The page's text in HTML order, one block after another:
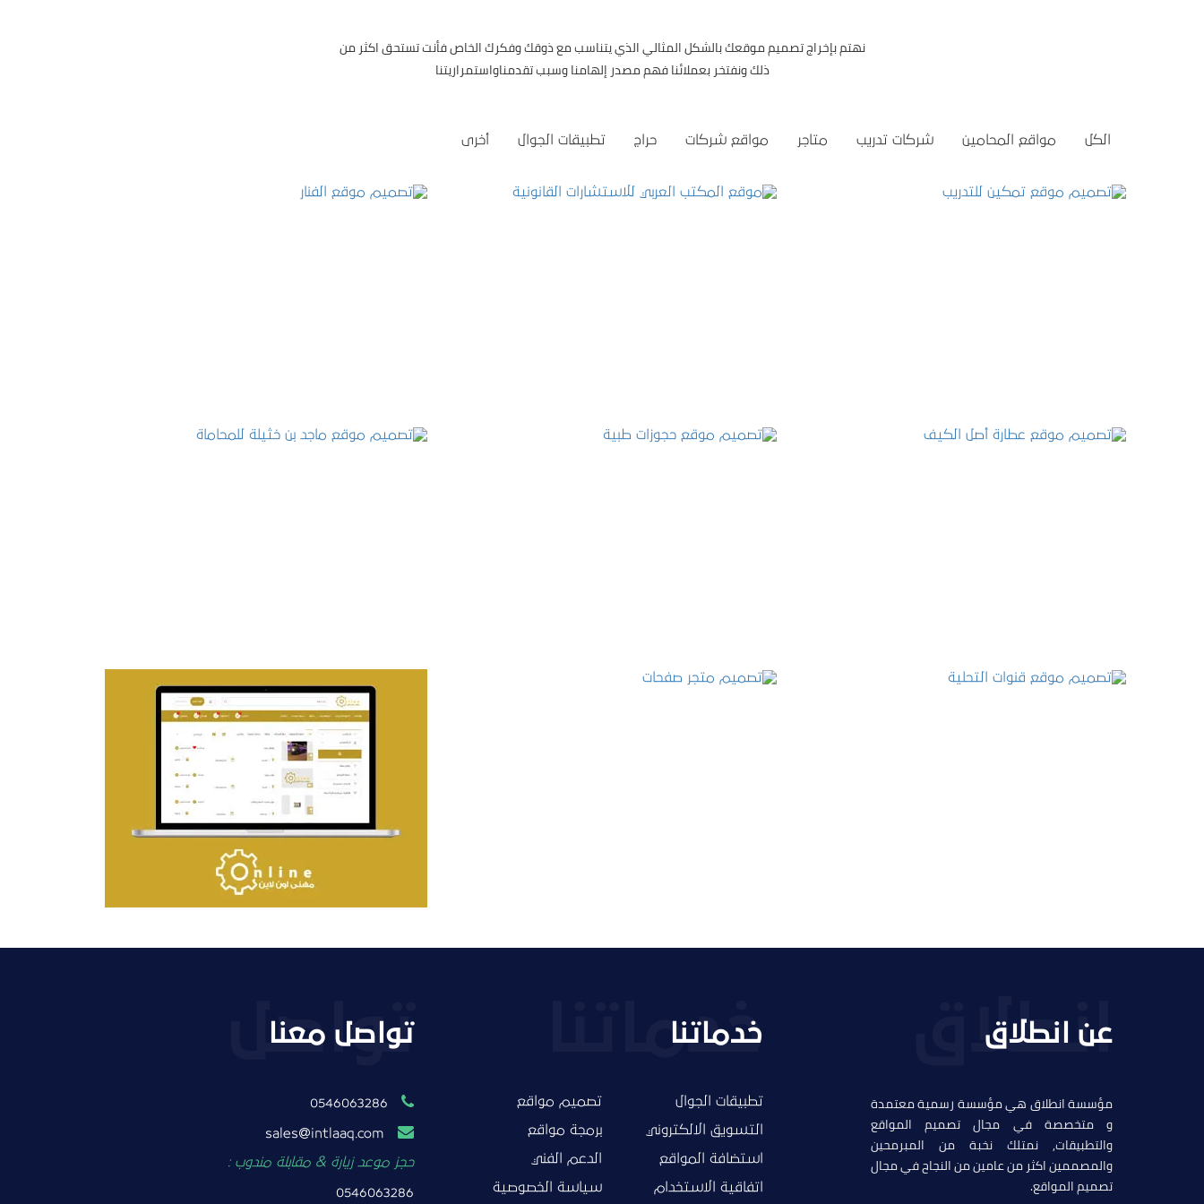
نهتم بإخراج تصميم موقعك بالشكل المثالي الذي يتناسب مع ذوقك وفكرك الخاص فأنت تستحق اكثر من
ذلك ونفتخر بعملائنا فهم مصدر إلهامنا وسبب تقدمناواستمراريتنا
الكل مواقع المحامين شركات تدريب متاجر مواقع شركات حراج تطبيقات الجوال أخرى
تصميم حراج مهنى
التفاصيل
عن انطلاق
مؤسسة انطلاق هي مؤسسة رسمية معتمدة
و متخصصة في مجال تصميم المواقع
والتطبيقات, نمتلك نخبة من المبرمحين
والمصممين اكثر من عامين من النجاح في مجال
تصميم المواقع.
خدماتنا
تطبيقات الجوال تصميم مواقع
التسويق الالكتروني برمجة مواقع
استضافة المواقع الدعم الفني
اتفاقية الاستخدام سياسة الخصوصية
تواصل معنا
0546063286
intlaaq.com
حجز موعد زيارة & مقابلة مندوب :
0546063286